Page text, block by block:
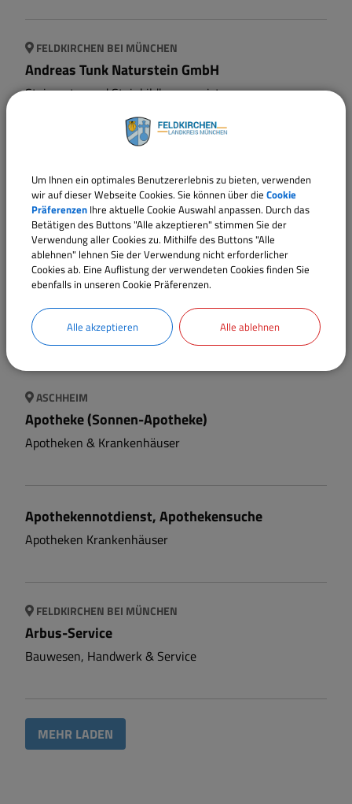
FELDKIRCHEN BEI MÜNCHEN
Andreas Tunk Naturstein GmbH
Steinmetz- und Steinbildhauermeister
Apotheke (Dr. Knorr)
Apotheke & Krankenhäuser
KIRCHHEIM BEI MÜNCHEN
Apotheke (Räter-Apotheke)
Apotheken & Krankenhäuser
ASCHHEIM
Apotheke (Sonnen-Apotheke)
Apotheken & Krankenhäuser
Apothekennotdienst, Apothekensuche
Apotheken Krankenhäuser
FELDKIRCHEN BEI MÜNCHEN
Arbus-Service
Bauwesen, Handwerk & Service
MEHR LADEN
Um Ihnen ein optimales Benutzererlebnis zu bieten, verwenden
wir auf dieser Webseite Cookies. Sie können über die Cookie
Präferenzen Ihre aktuelle Cookie Auswahl anpassen. Durch das
Betätigen des Buttons "Alle akzeptieren" stimmen Sie der
Verwendung aller Cookies zu. Mithilfe des Buttons "Alle
ablehnen" lehnen Sie der Verwendung nicht erforderlicher
Cookies ab. Eine Auflistung der verwendeten Cookies finden Sie
ebenfalls in unseren Cookie Präferenzen.
Alle akzeptieren Alle ablehnen